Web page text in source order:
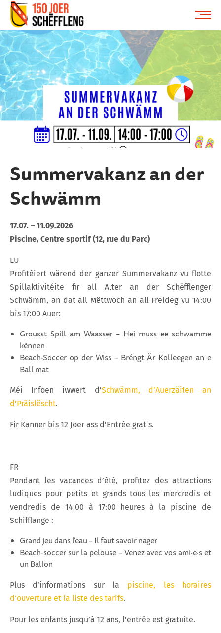
Schifflange, schifflange-logo, gemeng
Summervakanz an der
Schwämm
17.07. – 11.09.2026
Piscine, Centre sportif (12, rue du Parc)
LU
Profitéiert wärend der ganzer Summervakanz vu flotte
Spillaktivitéite fir all Alter an der Schëfflenger
Schwämm, an dat all Mëttwoch an all Freideg vu 14:00
bis 17:00 Auer:
Grousst Spill am Waasser – Hei muss ee schwamme
kënnen
Beach-Soccer op der Wiss – Bréngt Är Kolleegen an e
Ball mat
Méi Infoen iwwert d’Schwämm, d’Auerzäiten an
d’Präislëscht.
Fir Kanner bis 12 Joer ass d’Entrée gratis.
FR
Pendant les vacances d’été, profitez des attractions
ludiques pour petits et grands tous les mercredis et
vendredis de 14:00 à 17:00 heures à la piscine de
Schifflange :
Grand jeu dans l’eau – Il faut savoir nager
Beach‑soccer sur la pelouse – Venez avec vos ami·e·s et
un Ballon
Plus d’informations sur la piscine, les horaires
d’ouverture et la liste des tarifs.
Pour les enfants jusqu’à 12 ans, l’entrée est gratuite.